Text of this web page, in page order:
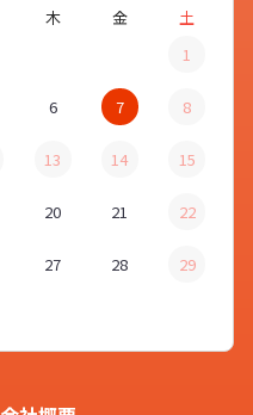
木 金
土
1
6 7 8
13 14 15
20 21 22
27 28 29